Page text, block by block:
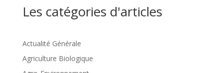
Les catégories d'articles
Actualité Générale
Agriculture Biologique